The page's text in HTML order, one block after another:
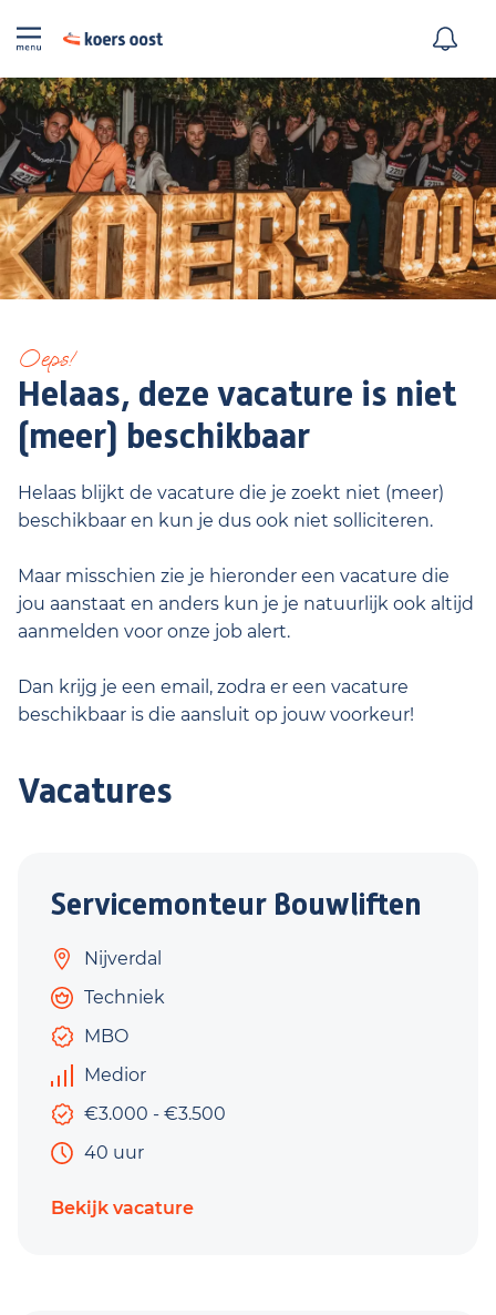
Oeps!
Helaas, deze vacature is niet
(meer) beschikbaar
Helaas blijkt de vacature die je zoekt niet (meer)
beschikbaar en kun je dus ook niet solliciteren.
Maar misschien zie je hieronder een vacature die
jou aanstaat en anders kun je je natuurlijk ook altijd
aanmelden voor onze job alert.
Dan krijg je een email, zodra er een vacature
beschikbaar is die aansluit op jouw voorkeur!
Vacatures
Servicemonteur Bouwliften
Nijverdal
Techniek
MBO
Medior
€3.000 - €3.500
40 uur
Bekijk vacature